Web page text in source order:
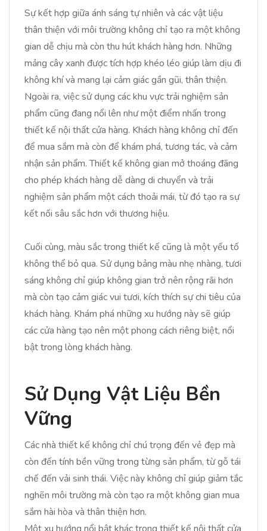
Sự kết hợp giữa ánh sáng tự nhiên và các vật liệu
thân thiện với môi trường không chỉ tạo ra một không
gian dễ chịu mà còn thu hút khách hàng hơn. Những
mảng cây xanh được tích hợp khéo léo giúp làm dịu đi
không khí và mang lại cảm giác gần gũi, thân thiện.
Ngoài ra, việc sử dụng các khu vực trải nghiệm sản
phẩm cũng đang nổi lên như một điểm nhấn trong
thiết kế nội thất cửa hàng. Khách hàng không chỉ đến
để mua sắm mà còn để khám phá, tương tác, và cảm
nhận sản phẩm. Thiết kế không gian mở thoáng đãng
cho phép khách hàng dễ dàng di chuyển và trải
nghiệm sản phẩm một cách thoải mái, từ đó tạo ra sự
kết nối sâu sắc hơn với thương hiệu.
Cuối cùng, màu sắc trong thiết kế cũng là một yếu tố
không thể bỏ qua. Sử dụng bảng màu nhẹ nhàng, tươi
sáng không chỉ giúp không gian trở nên rộng rãi hơn
mà còn tạo cảm giác vui tươi, kích thích sự chi tiêu của
khách hàng. Khám phá những xu hướng này sẽ giúp
các cửa hàng tạo nên một phong cách riêng biệt, nổi
bật trong lòng khách hàng.
Sử Dụng Vật Liệu Bền
Vững
Các nhà thiết kế không chỉ chú trọng đến vẻ đẹp mà
còn đến tính bền vững trong từng sản phẩm, từ gỗ tái
chế đến vải sinh thái. Việc này không chỉ giúp giảm tắc
nghẽn môi trường mà còn tạo ra một không gian mua
sắm hài hòa và thân thiện hơn.